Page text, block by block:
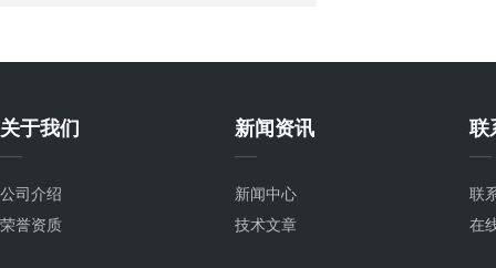
关于我们
公司介绍
荣誉资质
新闻资讯
新闻中心
技术文章
联
联
在